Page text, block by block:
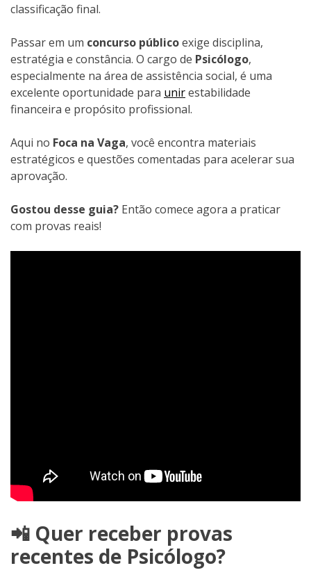
classificação final.
Passar em um concurso públicoexige disciplina,
estratégia e constância. O cargo de Psicólogo,
especialmente na área de assistência social, é uma
excelente oportunidade para unirestabilidade
financeira e propósito profissional.
Aqui no Foca na Vaga, você encontra materiais
estratégicos e questões comentadas para acelerar sua
aprovação.
Gostou desse guia? Então comece agora a praticar
com provas reais!
📲 Quer receber provas
recentes de Psicólogo?